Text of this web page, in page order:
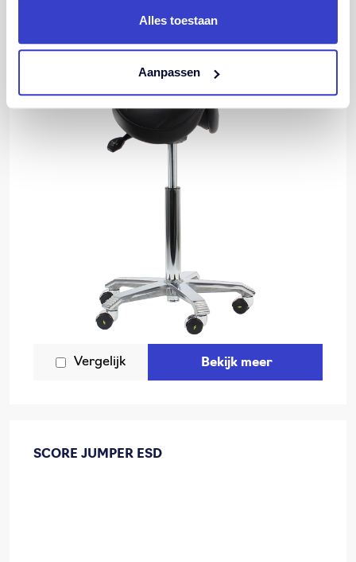
Alles toestaan
Aanpassen
Vergelijk Bekijk meer
SCORE JUMPER ESD